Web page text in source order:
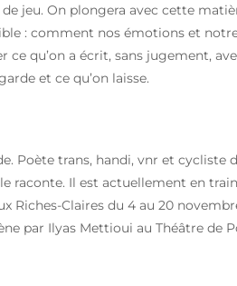
jeu. On plongera avec cette
: comment nos émotions et
qu’on a écrit, sans jugement,
et ce qu’on laisse.
Poète trans, handi, vnr et cycliste
raconte. Il est actuellement en
Riches-Claires du 4 au 20
par Ilyas Mettioui au Théâtre de